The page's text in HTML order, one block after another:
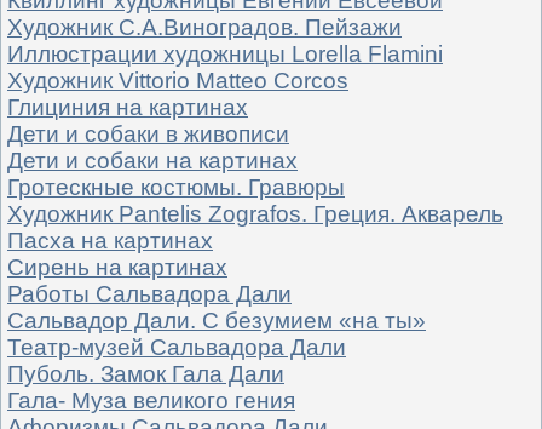
Художник С.А.Виноградов. Пейзажи
Иллюстрации художницы Lorella Flamini
Художник Vittorio Matteo Corcos
Глициния на картинах
Дети и собаки в живописи
Дети и собаки на картинах
Гротескные костюмы. Гравюры
Художник Pantelis Zografos. Греция. Акварель
Пасха на картинах
Сирень на картинах
Работы Сальвадора Дали
Сальвадор Дали. С безумием «на ты»
Театр-музей Сальвадора Дали
Пуболь. Замок Гала Дали
Гала- Муза великого гения